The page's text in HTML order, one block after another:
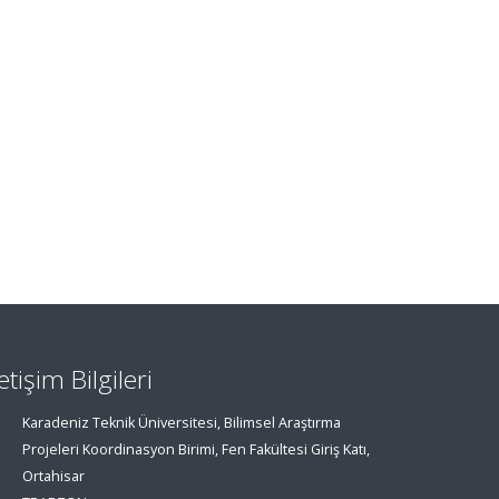
Bilgileri
Karadeniz Teknik Üniversitesi, Bilimsel Araştırma
Projeleri Koordinasyon Birimi, Fen Fakültesi Giriş Katı,
Ortahisar